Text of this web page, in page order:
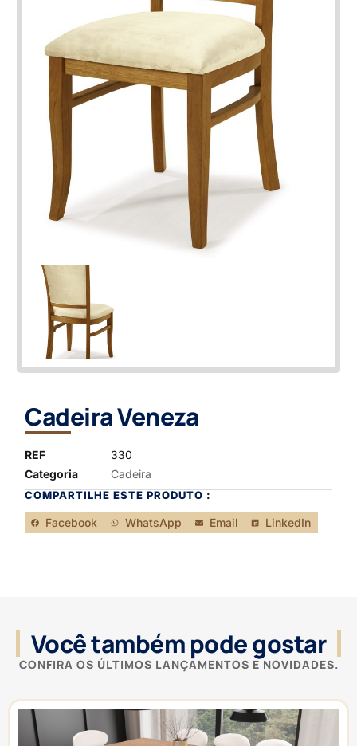
Cadeira Veneza
REF
330
Categoria
Cadeira
COMPARTILHE ESTE PRODUTO :
Facebook WhatsApp Email LinkedIn
Você também pode gostar
CONFIRA OS ÚLTIMOS LANÇAMENTOS E NOVIDADES.